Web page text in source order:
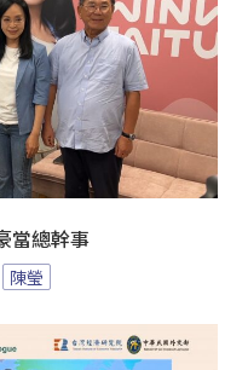
當總幹事
陳瑩